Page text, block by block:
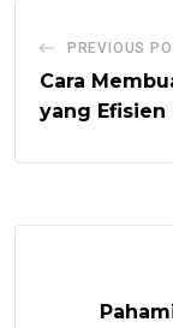
PREVIOUS
Cara
yang Efisien